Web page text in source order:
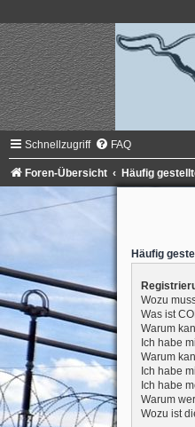
Schnellzugriff FAQ
Foren-Übersicht Häufig
Häufig
Wozu
Was ist
Warum
Ich habe
Warum
Ich habe
Ich habe
Warum
Wozu ist